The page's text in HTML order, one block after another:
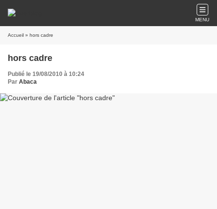
MENU
Accueil » hors cadre
hors cadre
Publié le 19/08/2010 à 10:24
Par Abaca